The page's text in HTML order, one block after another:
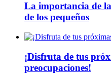
La importancia de
de los pequeños
¡Disfruta de tus
preocupaciones!